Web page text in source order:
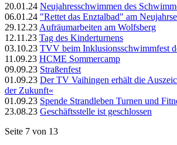
20.01.24 Neujahresschwimmen des
06.01.24 "Rettet das Enztalbad" am
29.12.23 Aufräumarbeiten am Wolfsberg
12.11.23 Tag des Kinderturnens
03.10.23 TVV beim Inklusionsschwimmfest
11.09.23 HCME Sommercamp
09.09.23 Straßenfest
01.09.23 Der TV Vaihingen erhält die
der Zukunft«
01.09.23 Spende Strandleben Turnen und
23.08.23 Geschäftsstelle ist geschlossen
Seite 7 von 13